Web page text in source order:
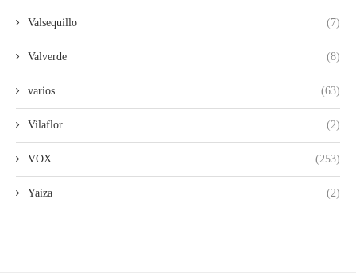
Valsequillo (7)
Valverde (8)
varios (63)
Vilaflor (2)
VOX (253)
Yaiza (2)